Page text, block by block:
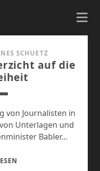
SCHUETZ
auf die
von Journalisten in
Unterlagen und
Babler…